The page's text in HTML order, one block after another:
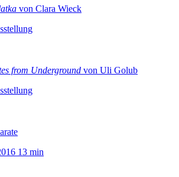
von Clara Wieck
from Underground von Uli Golub
13 min